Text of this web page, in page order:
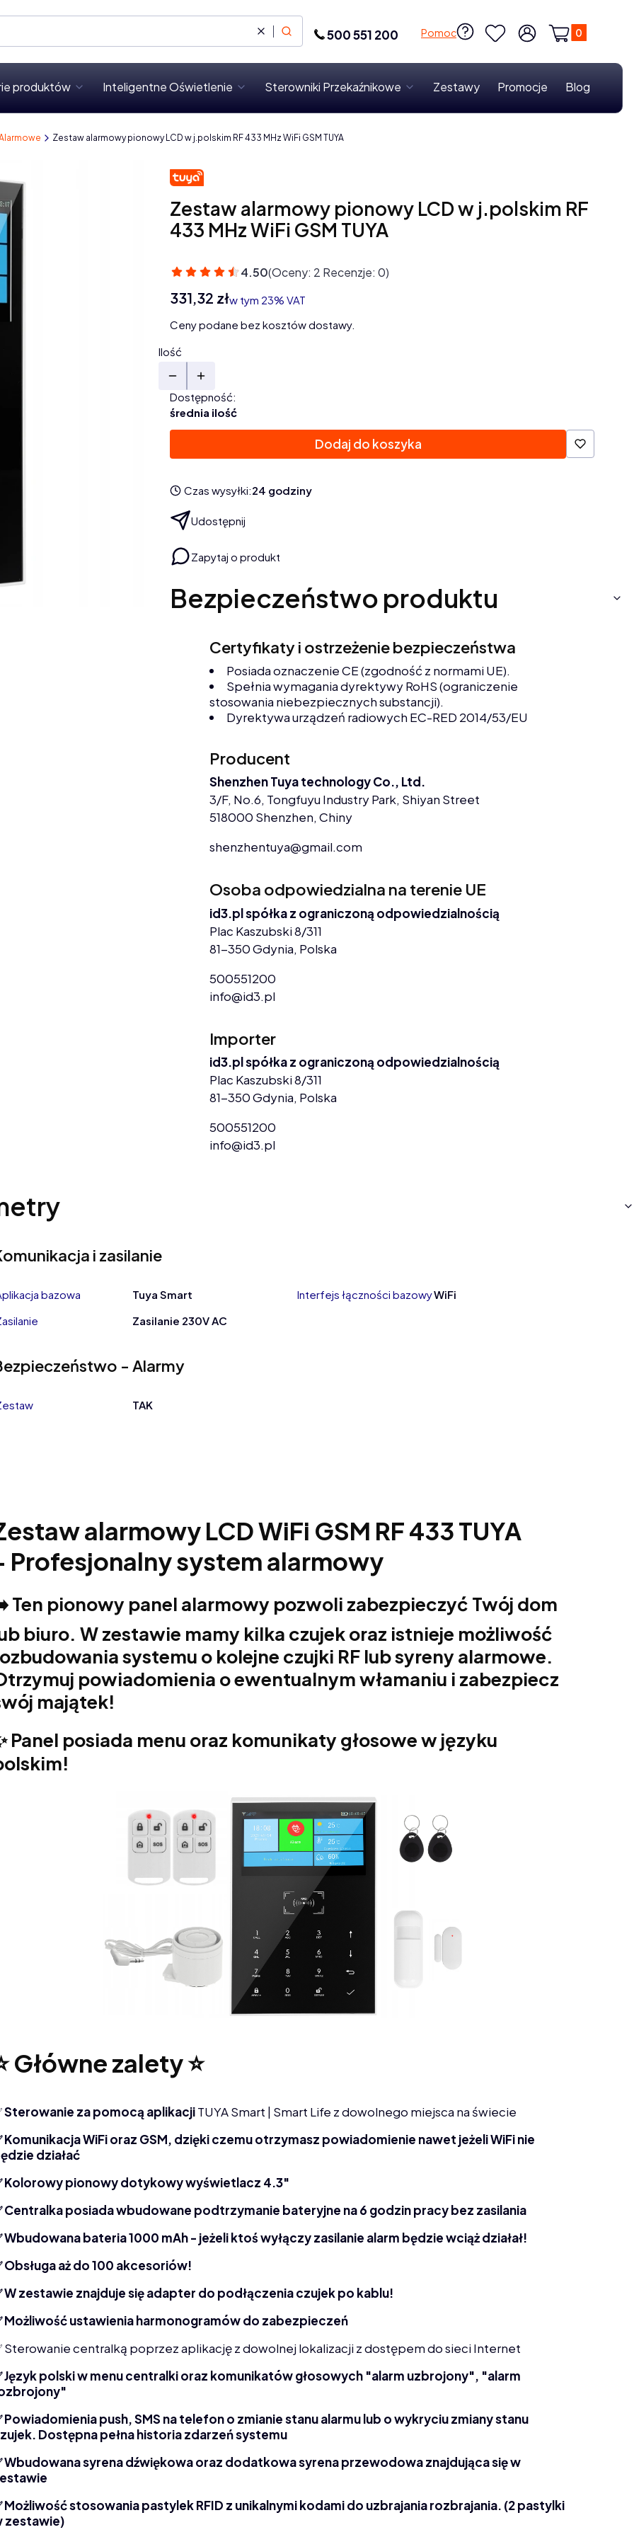
WyczyśćSzukaj 500 551 200 Pomoc
UlubioneZaloguj się
Produkty w
Koszyk
produktów Inteligentne Oświetlenie Sterowniki Przekaźnikowe Zestawy Promocje Blog
Zestaw alarmowy pionowy LCD w j.polskim RF 433 MHz WiFi GSM TUYA
Zestaw alarmowy pionowy LCD w j.polskim RF
433 MHz WiFi GSM TUYA
4.50(Oceny: 2 Recenzje: 0)
Cena
331,32 złw tym 23% VAT
w tym 23% VAT
Ceny podane bez kosztów dostawy.
Ilość
Dostępność:
średnia ilość
Dodaj do koszyka
Czas wysyłki:24 godziny
Udostępnij
Zapytaj o produkt
Bezpieczeństwo produktu
Certyfikaty i ostrzeżenie bezpieczeństwa
Posiada oznaczenie CE (zgodność z normami UE).
Spełnia wymagania dyrektywy RoHS (ograniczenie
stosowania niebezpiecznych substancji).
Dyrektywa urządzeń radiowych EC-RED 2014/53/EU
Producent
Shenzhen Tuya technology Co., Ltd.
3/F, No.6, Tongfuyu Industry Park, Shiyan Street
518000 Shenzhen, Chiny
shenzhentuya@gmail.com
Osoba odpowiedzialna na terenie UE
id3.pl spółka z ograniczoną odpowiedzialnością
Plac Kaszubski 8/311
81-350 Gdynia, Polska
500551200
info@id3.pl
Importer
id3.pl spółka z ograniczoną odpowiedzialnością
Plac Kaszubski 8/311
81-350 Gdynia, Polska
500551200
info@id3.pl
i zasilanie
bazowa Tuya Smart Interfejs łączności bazowyWiFi
Zasilanie 230V AC
- Alarmy
TAK
alarmowy LCD WiFi GSM RF 433 TUYA
Profesjonalny system alarmowy
Ten pionowy panel alarmowy pozwoli zabezpieczyć Twój dom
biuro. W zestawie mamy kilka czujek oraz istnieje możliwość
systemu o kolejne czujki RF lub syreny alarmowe.
powiadomienia o ewentualnym włamaniu i zabezpiecz
majątek!
Panel posiada menu oraz komunikaty głosowe w języku
Główne zalety ⭐
Sterowanie za pomocą aplikacjiTUYA Smart | Smart Life z dowolnego miejsca na świecie
Komunikacja WiFi oraz GSM, dzięki czemu otrzymasz powiadomienie nawet jeżeli WiFi nie
działać
Kolorowy pionowy dotykowy wyświetlacz 4.3"
Centralka posiada wbudowane podtrzymanie bateryjne na 6 godzin pracy bez zasilania
Wbudowana bateria 1000 mAh - jeżeli ktoś wyłączy zasilanie alarm będzie wciąż działał!
Obsługa aż do 100 akcesoriów!
W zestawie znajduje się adapter do podłączenia czujek po kablu!
Możliwość ustawienia harmonogramów do zabezpieczeń
Sterowanie centralką poprzez aplikację z dowolnej lokalizacji z dostępem do sieci Internet
Język polski w menu centralki oraz komunikatów głosowych "alarm uzbrojony", "alarm
Powiadomienia push, SMS na telefon o zmianie stanu alarmu lub o wykryciu zmiany stanu
Dostępna pełna historia zdarzeń systemu
Wbudowana syrena dźwiękowa oraz dodatkowa syrena przewodowa znajdująca się w
Możliwość stosowania pastylek RFID z unikalnymi kodami do uzbrajania rozbrajania. (2 pastylki
zestawie)